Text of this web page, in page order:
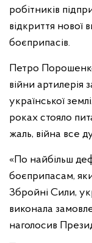
робітників
відкриття нової
боєприпасів.
Петро
війни артилерія
української
роках стояло
жаль, війна все
«По найбільш
боєприпасам,
Збройні Сили,
виконала
наголосив